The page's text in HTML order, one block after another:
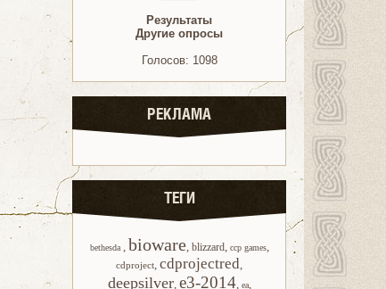
Результаты
Другие опросы
Голосов: 1098
РЕКЛАМА
ТЕГИ
bethesda , bioware, blizzard, ccp games,
cdproject, cdprojectred,
deepsilver, e3-2014, ea,